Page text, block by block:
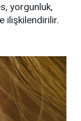
yorgunluk,
ilişkilendirilir.